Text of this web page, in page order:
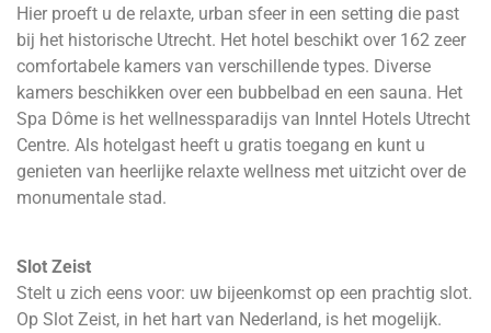
Hier proeft u de relaxte, urban sfeer in een setting die past
bij het historische Utrecht. Het hotel beschikt over 162 zeer
comfortabele kamers van verschillende types. Diverse
kamers beschikken over een bubbelbad en een sauna. Het
Spa Dôme is het wellnessparadijs van Inntel Hotels Utrecht
Centre. Als hotelgast heeft u gratis toegang en kunt u
genieten van heerlijke relaxte wellness met uitzicht over de
monumentale stad.
Slot Zeist
Stelt u zich eens voor: uw bijeenkomst op een prachtig slot.
Op Slot Zeist, in het hart van Nederland, is het mogelijk.